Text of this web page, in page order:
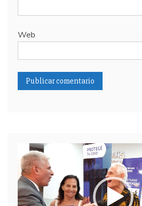
Web
Reproductor
de
video